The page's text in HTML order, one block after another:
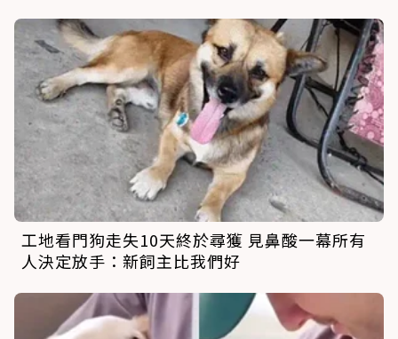
工地看門狗走失10天終於尋獲 見鼻酸一幕所有
人決定放手：新飼主比我們好